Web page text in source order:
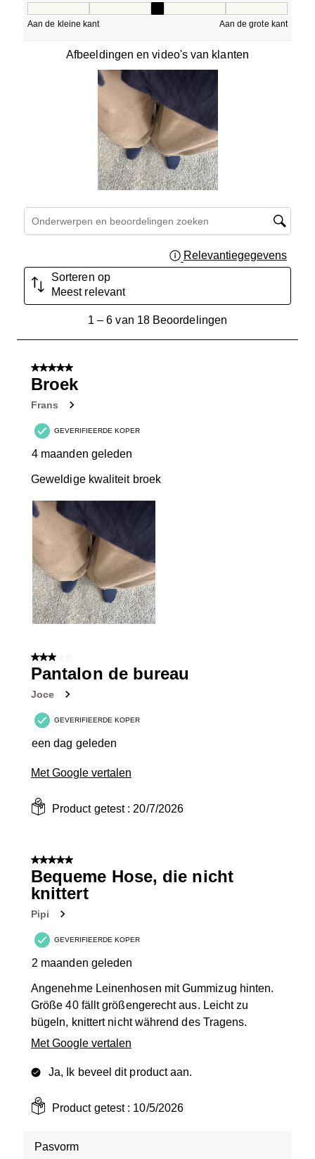
Aan de kleine kant Aan de grote kant
Afbeeldingen en video's van klanten
Onderwerpen en beoordelingen zoeken per regio
Relevantiegegevens
Sorteren op
Meest relevant
van
Beoordelingen.
1 – 6 van 18 Beoordelingen
5 van 5 sterren.
Broek
Frans
GEVERIFIEERDE KOPER
4 maanden geleden
Geweldige kwaliteit broek
3 van 5 sterren.
Pantalon de bureau
Joce
GEVERIFIEERDE KOPER
een dag geleden
Met Google vertalen
Product getest :20/7/2026
5 van 5 sterren.
Bequeme Hose, die nicht
knittert
Pipi
GEVERIFIEERDE KOPER
2 maanden geleden
Angenehme Leinenhosen mit Gummizug hinten.
Größe 40 fällt größengerecht aus. Leicht zu
bügeln, knittert nicht während des Tragens.
Met Google vertalen
Ja, Ik beveel dit product aan.
Product getest : 10/5/2026
Pasvorm